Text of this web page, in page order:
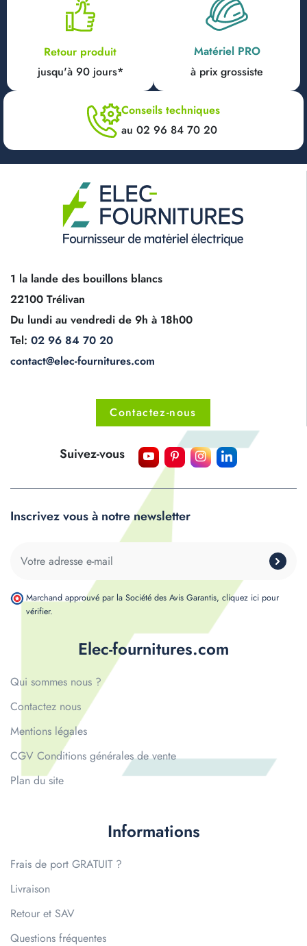
Retour produit
jusqu'à 90 jours*
Matériel PRO
à prix grossiste
Conseils techniques
au 02 96 84 70 20
1 la lande des bouillons blancs
22100 Trélivan
Du lundi au vendredi de 9h à 18h00
Tel: 02 96 84 70 20
contact@elec-fournitures.com
Contactez-nous
Elec-fournitures.com
Qui sommes nous ?
Contactez nous
Mentions légales
CGV Conditions générales de vente
Plan du site
Informations
Frais de port GRATUIT ?
Livraison
Retour et SAV
Questions fréquentes
Suivez-vous
Inscrivez vous à notre newsletter
Marchand approuvé par la Société des Avis Garantis, cliquez ici pour
vérifier.